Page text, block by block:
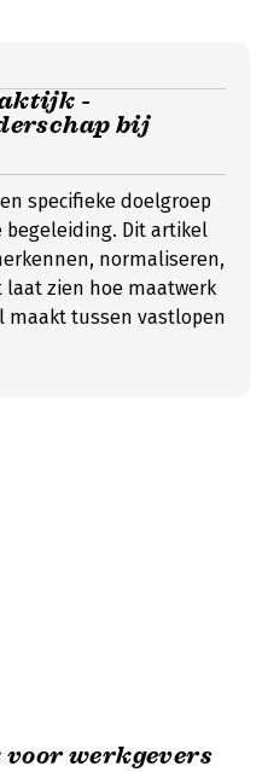
-
bij
specifieke doelgroep
begeleiding. Dit artikel
normaliseren,
laat zien hoe maatwerk
maakt tussen vastlopen
voor werkgevers